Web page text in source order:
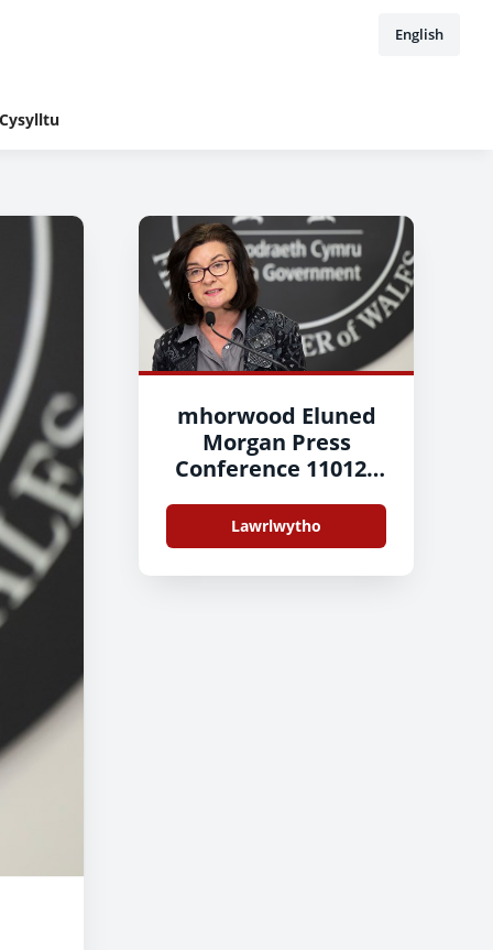
English
Cysylltu
mhorwood Eluned
Morgan Press
Conference 110122
Lawrlwytho